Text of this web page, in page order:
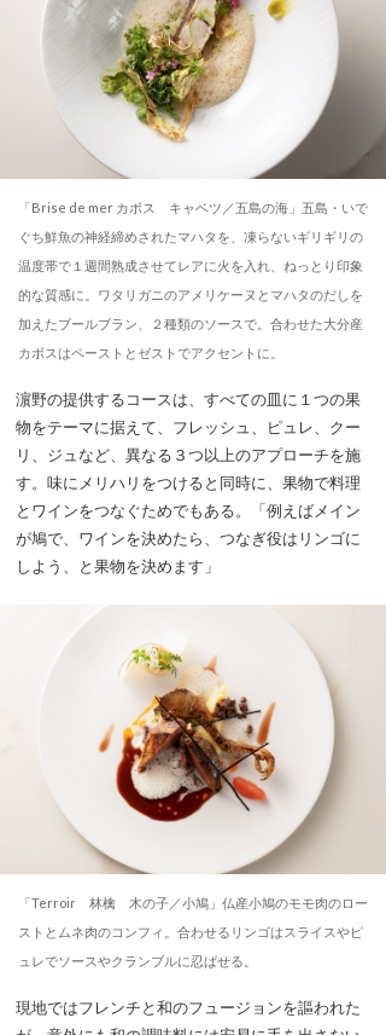
「Brise de mer カボス キャベツ／五島の海」五島・いで
ぐち鮮魚の神経締めされたマハタを、凍らないギリギリの
温度帯で１週間熟成させてレアに火を入れ、ねっとり印象
的な質感に。ワタリガニのアメリケーヌとマハタのだしを
加えたブールブラン、２種類のソースで。合わせた大分産
カボスはペーストとゼストでアクセントに。
濵野の提供するコースは、すべての皿に１つの果
物をテーマに据えて、フレッシュ、ピュレ、クー
リ、ジュなど、異なる３つ以上のアプローチを施
す。味にメリハリをつけると同時に、果物で料理
とワインをつなぐためでもある。「例えばメイン
が鳩で、ワインを決めたら、つなぎ役はリンゴに
しよう、と果物を決めます」
「Terroir 林檎 木の子／小鳩」仏産小鳩のモモ肉のロー
ストとムネ肉のコンフィ。合わせるリンゴはスライスやピ
ュレでソースやクランブルに忍ばせる。
現地ではフレンチと和のフュージョンを謳われた